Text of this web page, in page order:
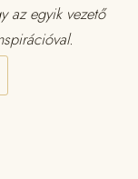
az egyik vezető